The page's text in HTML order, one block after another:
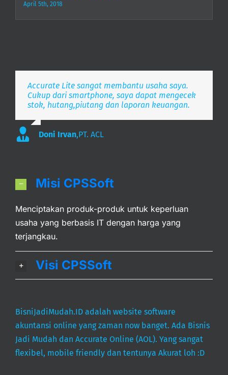
April 5th, 2018
Accurate Lite sangat membantu usaha saya.
Cukup dari smartphone, saya dapat mengecek
stok, hutang,piutang dan laporan keuangan.
Doni Irvan,PT. ACL
Aplikasi pembukuan Zaman Now, i’m Happy.
Simpel, Mobile Friendly, Realtime.
Misi CPSSoft
Menciptakan produk-produk untuk keperluan
usaha yang berbasis IT dengan harga yang
terjangkau.
Visi CPSSoft
BisniJadiMudah.ID adalah website software
akuntansi online yang zaman now banget. Ada Bisnis
Jadi Mudah dan Accurate Online (AOL). Yang sangat
flexibel, mobile friendly dan tentunya Akurat loh :D